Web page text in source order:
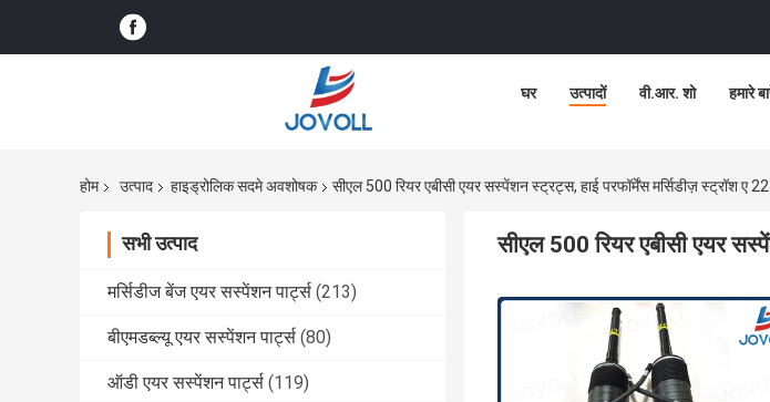
घर उत्पादों वी.आर. शो हमारे
होम उत्पाद हाइड्रोलिक सदमे अवशोषक सीएल 500 रियर एबीसी एयर सस्पेंशन स्ट्रट्स, हाई परफॉर्मेंस मर्सिडीज़ स्ट्रॉश ए
सभी उत्पाद
मर्सिडीज बेंज एयर सस्पेंशन पार्ट्स (213)
बीएमडब्ल्यू एयर सस्पेंशन पार्ट्स (80)
ऑडी एयर सस्पेंशन पार्ट्स (119)
सीएल 500 रियर एबीसी एयर